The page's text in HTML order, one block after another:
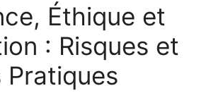
Éthique et
: Risques et
Pratiques